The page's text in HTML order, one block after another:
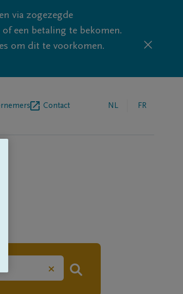
via zogezegde
een betaling te bekomen.
om dit te voorkomen.
Contact NL FR
×